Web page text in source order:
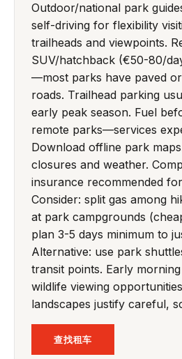
Outdoor/national park
self-driving for flexibility
trailheads and viewpoints.
SUV/hatchback (€50-80/
—most parks have paved
roads. Trailhead parking
early peak season. Fuel
remote parks—services
Download offline park
closures and weather.
insurance recommended
Consider: split gas among
at park campgrounds
plan 3-5 days minimum to
Alternative: use park
transit points. Early
wildlife viewing
landscapes justify careful,
查找租车